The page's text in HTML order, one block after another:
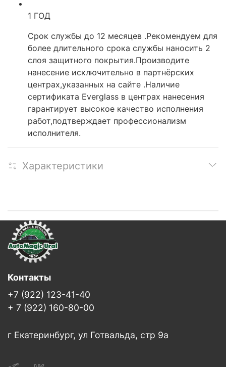
1 ГОД
Срок службы до 12 месяцев .Рекомендуем для
более длительного срока службы наносить 2
слоя защитного покрытия.Производите
нанесение исключительно в партнёрских
центрах,указанных на сайте .Наличие
сертификата Everglass в центрах нанесения
гарантирует высокое качество исполнения
работ,подтверждает профессионализм
исполнителя.
Характеристики
Контакты
+7 (922) 123-41-40
+ 7 (922) 160-80-00
г Екатеринбург, ул Готвальда, стр 9а